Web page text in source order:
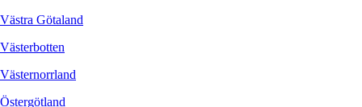
Västra Götaland
Västerbotten
Västernorrland
Östergötland